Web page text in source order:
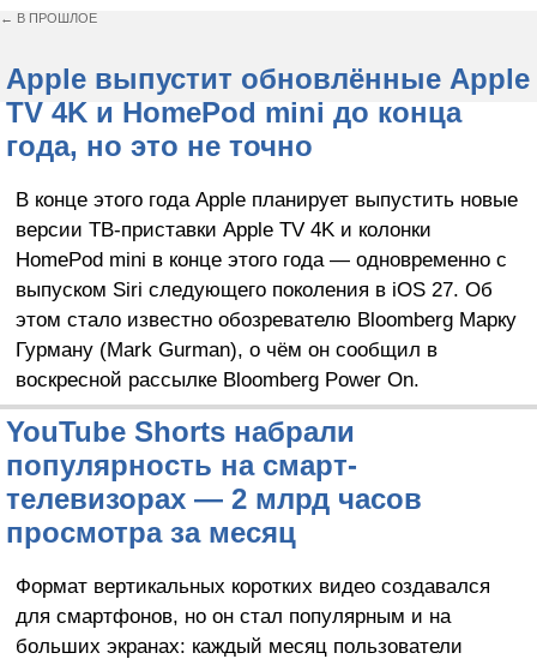
← В ПРОШЛОЕ
Apple выпустит обновлённые Apple
TV 4K и HomePod mini до конца
года, но это не точно
В конце этого года Apple планирует выпустить новые
версии ТВ-приставки Apple TV 4K и колонки
HomePod mini в конце этого года — одновременно с
выпуском Siri следующего поколения в iOS 27. Об
этом стало известно обозревателю Bloomberg Марку
Гурману (Mark Gurman), о чём он сообщил в
воскресной рассылке Bloomberg Power On.
YouTube Shorts набрали
популярность на смарт-
телевизорах — 2 млрд часов
просмотра за месяц
Формат вертикальных коротких видео создавался
для смартфонов, но он стал популярным и на
больших экранах: каждый месяц пользователи